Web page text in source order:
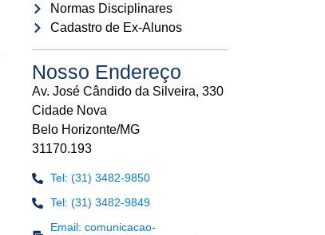
Normas Disciplinares
Cadastro de Ex-Alunos
Nosso Endereço
Av. José Cândido da Silveira, 330
Cidade Nova
Belo Horizonte/MG
31170.193
Tel: (31) 3482-9850
Tel: (31) 3482-9849
Email: comunicacao-